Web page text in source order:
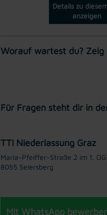
Details zu
anzeigen
Worauf wartest du?
Für Fragen steht dir in
TTI Niederlassung Graz
Maria-Pfeiffer-Straße 2 im 1. OG
8055 Seiersberg
Mit WhatsApp